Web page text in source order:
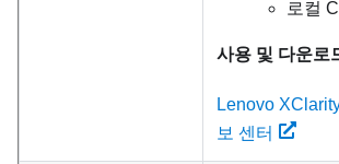
로컬
사용 및 다운로
Lenovo
보 센터